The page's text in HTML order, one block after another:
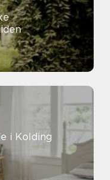
i Kolding